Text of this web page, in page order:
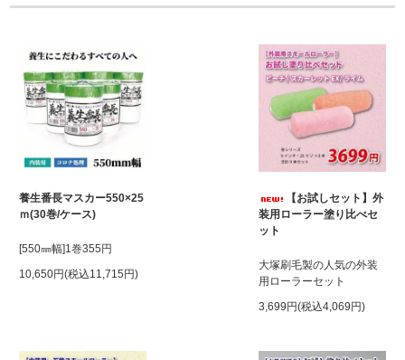
養生番長マスカー550×25
ｍ(30巻/ケース)
[550㎜幅]1巻355円
10,650円(税込11,715円)
【お試しセット】外
装用ローラー塗り比べセ
ット
大塚刷毛製の人気の外装
用ローラーセット
3,699円(税込4,069円)